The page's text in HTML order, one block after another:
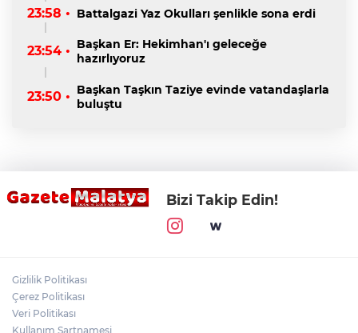
23:58 • Battalgazi Yaz Okulları şenlikle sona erdi
23:54 • Başkan Er: Hekimhan'ı geleceğe
hazırlıyoruz
23:50 • Başkan Taşkın Taziye evinde vatandaşlarla
buluştu
Bizi Takip Edin!
Gizlilik Politikası
Çerez Politikası
Veri Politikası
Kullanım Şartnamesi